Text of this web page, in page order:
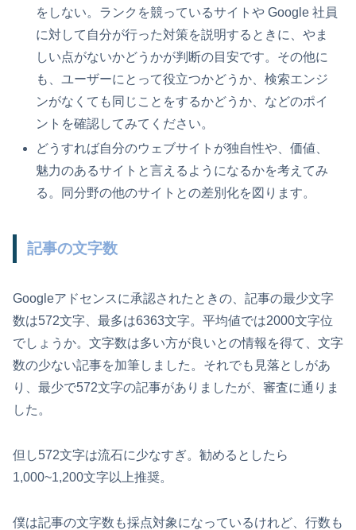
をしない。ランクを競っているサイトや Google 社員
に対して自分が行った対策を説明するときに、やま
しい点がないかどうかが判断の目安です。その他に
も、ユーザーにとって役立つかどうか、検索エンジ
ンがなくても同じことをするかどうか、などのポイ
ントを確認してみてください。
どうすれば自分のウェブサイトが独自性や、価値、
魅力のあるサイトと言えるようになるかを考えてみ
る。同分野の他のサイトとの差別化を図ります。
記事の文字数
Googleアドセンスに承認されたときの、記事の最少文字
数は572文字、最多は6363文字。平均値では2000文字位
でしょうか。文字数は多い方が良いとの情報を得て、文字
数の少ない記事を加筆しました。それでも見落としがあ
り、最少で572文字の記事がありましたが、審査に通りま
した。
但し572文字は流石に少なすぎ。勧めるとしたら
1,000~1,200文字以上推奨。
僕は記事の文字数も採点対象になっているけれど、行数も